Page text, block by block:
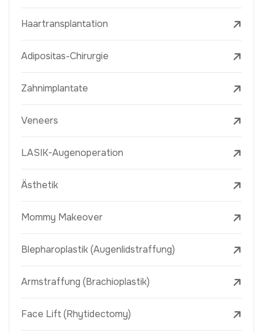
Haartransplantation
Adipositas-Chirurgie
Zahnimplantate
Veneers
LASIK-Augenoperation
Ästhetik
Mommy Makeover
Blepharoplastik (Augenlidstraffung)
Armstraffung (Brachioplastik)
Face Lift (Rhytidectomy)